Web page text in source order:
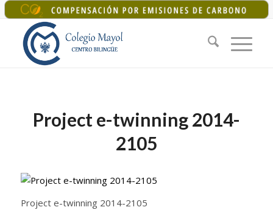
+34 925 22 07 33| colegiomayol@colegiomayol.es
Project e-twinning 2014-
2105
Project e-twinning 2014-2105